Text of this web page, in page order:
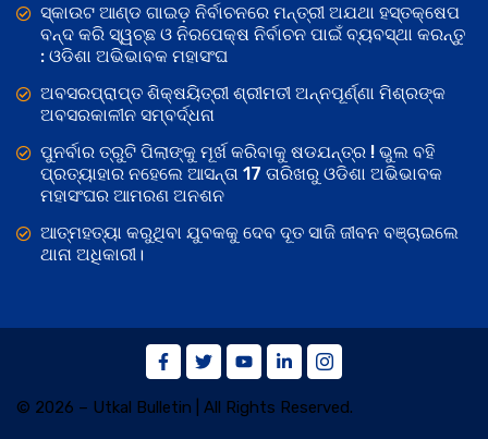
ସ୍କାଉଟ ଆଣ୍ଡ ଗାଇଡ଼ ନିର୍ବାଚନରେ ମନ୍ତ୍ରୀ ଅଯଥା ହସ୍ତକ୍ଷେପ
ବନ୍ଦ କରି ସ୍ୱଚ୍ଛ ଓ ନିରପେକ୍ଷ ନିର୍ବାଚନ ପାଇଁ ବ୍ୟବସ୍ଥା କରନ୍ତୁ
: ଓଡିଶା ଅଭିଭାବକ ମହାସଂଘ
ଅବସରପ୍ରାପ୍ତ ଶିକ୍ଷୟିତ୍ରୀ ଶ୍ରୀମତୀ ଅନ୍ନପୂର୍ଣ୍ଣା ମିଶ୍ରଙ୍କ
ଅବସରକାଳୀନ ସମ୍ବର୍ଦ୍ଧନା
ପୁନର୍ବାର ତ୍ରୁଟି ପିଲାଙ୍କୁ ମୂର୍ଖ କରିବାକୁ ଷଡଯନ୍ତ୍ର ! ଭୁଲ ବହି
ପ୍ରତ୍ୟାହାର ନହେଲେ ଆସନ୍ତା 17 ତାରିଖରୁ ଓଡିଶା ଅଭିଭାବକ
ମହାସଂଘର ଆମରଣ ଅନଶନ
ଆତ୍ମହତ୍ୟା କରୁଥିବା ଯୁବକକୁ ଦେବ ଦୂତ ସାଜି ଜୀବନ ବଞ୍ଚାଇଲେ
ଥାନା ଅଧିକାରୀ।
© 2026 – Utkal Bulletin | All Rights Reserved.